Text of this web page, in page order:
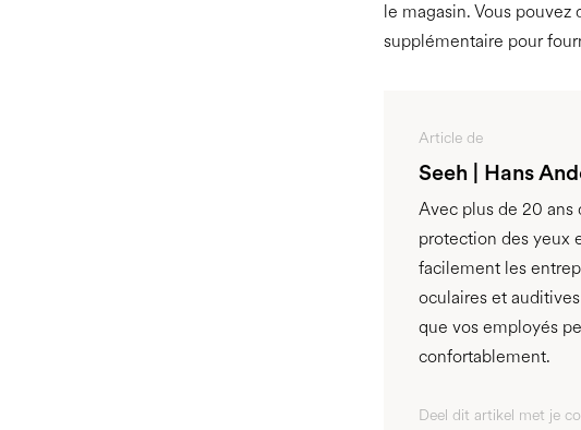
le magasin. Vous
supplémentaire pour
Article de
Seeh | Hans
Avec plus de 20 ans
protection des yeux
facilement les
oculaires et
que vos employés
confortablement.
Deel dit artikel met je